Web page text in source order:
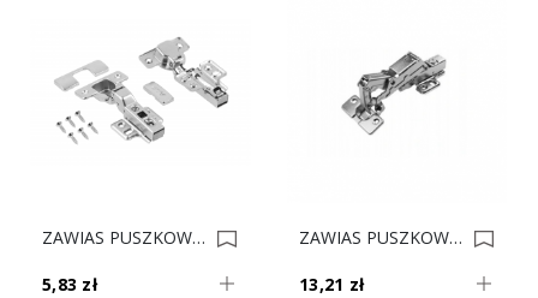
ZAWIAS PUSZKOWY GTV +PROW SAMODOMYK DB 0009008
5,83 zł
ZAWIAS PUSZKOWY SEVROLL +PROW SAMOD. 165 0008910
13,21 zł